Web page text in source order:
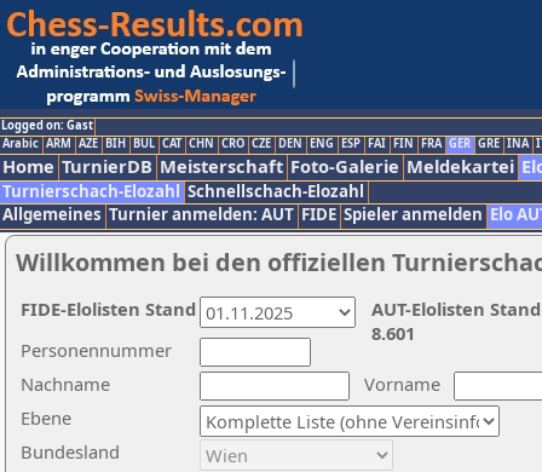
Logged on: Gast
Arabic ARM AZE BIH BUL CAT CHN CRO CZE DEN ENG ESP FAI FIN FRA GER GRE INA
Home TurnierDB Meisterschaft Foto-Galerie Meldekartei
Turnierschach-Elozahl Schnellschach-Elozahl
Allgemeines Turnier anmelden: AUT FIDE Spieler anmelden Elo
Willkommen bei den offiziellen
Nachname
Vorname
Ebene
Personennummer
Bundesland
AUT-Elolisten
8.601
FIDE-Elolisten Stand